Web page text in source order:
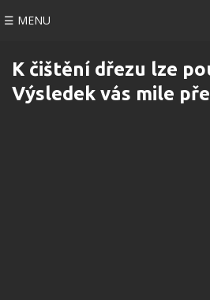
☰ MENU
K čištění dřezu lze
Výsledek vás mile